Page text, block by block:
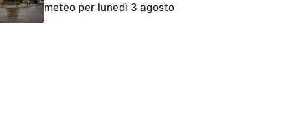
meteo per lunedì 3 agosto